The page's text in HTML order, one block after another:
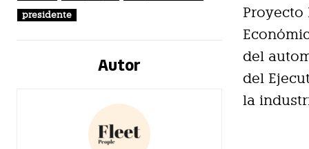
presidente
Autor
Proyecto
del
del
la